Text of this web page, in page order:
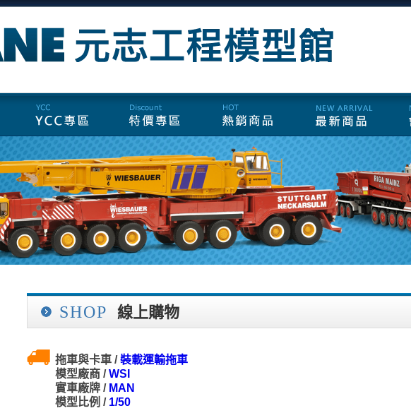
SHOP 線上購物
拖車與卡車 /裝載運輸拖車
模型廠商 /WSI
實車廠牌 / MAN
模型比例 / 1/50